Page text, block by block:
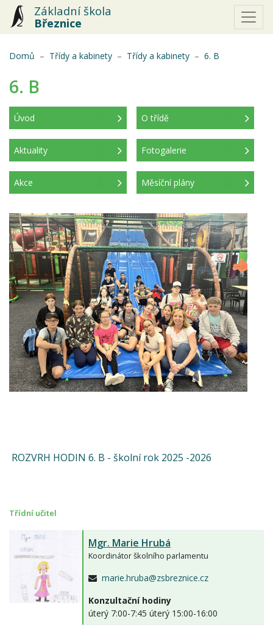
Základní škola
Březnice
Domů Třídy a kabinety Třídy a kabinety 6. B
6. B
Úvod
(aktuální)
O třídě
Aktuality Fotogalerie
Akce Měsíční plány
ROZVRH HODIN 6. B - školní rok 2025 -2026
Třídní učitel
Mgr. Marie Hrubá
Koordinátor školního parlamentu
marie.hruba@zsbreznice.cz
Konzultační hodiny
úterý 7:00-7:45 úterý 15:00-16:00